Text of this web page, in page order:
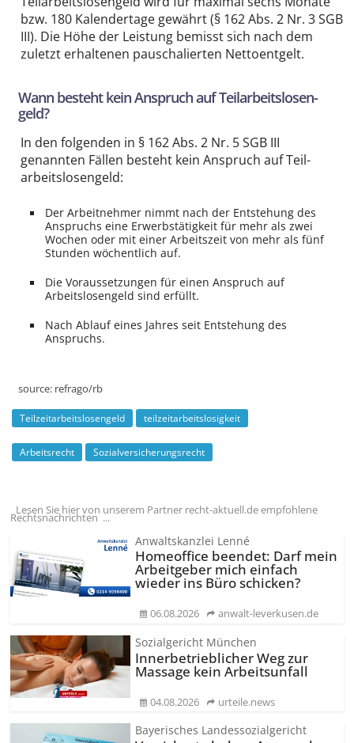
bzw. 180 Kalender­tage gewährt (§ 162 Abs. 2 Nr. 3 SGB
III). Die Höhe der Leistung bemisst sich nach dem
zuletzt erhaltenen pauschalierten Netto­entgelt.
Wann besteht kein Anspruch auf Teil­arbeitslosen­
geld?
In den folgenden in § 162 Abs. 2 Nr. 5 SGB III
genannten Fällen besteht kein Anspruch auf Teil­
arbeitslosen­geld:
Der Arbeit­nehmer nimmt nach der Entstehung des
Anspruchs eine Erwerbs­tätigkeit für mehr als zwei
Wochen oder mit einer Arbeitszeit von mehr als fünf
Stunden wöchentlich auf.
Die Voraus­setzungen für einen Anspruch auf
Arbeitslosengeld sind erfüllt.
Nach Ablauf eines Jahres seit Entstehung des
Anspruchs.
source: refrago/rb
Teilzeitarbeitslosengeld teilzeitarbeitslosigkeit
Arbeitsrecht Sozialversicherungsrecht
Lesen Sie hier von unserem Partner recht-aktuell.de empfohlene
Rechtsnachrichten ...
Anwaltskanzlei Lenné
Homeoffice beendet: Darf mein
Arbeitgeber mich einfach
wieder ins Büro schicken?
06.08.2026 anwalt-leverkusen.de
Sozialgericht München
Innerbetrieblicher Weg zur
Massage kein Arbeitsunfall
04.08.2026 urteile.news
Bayerisches Landessozialgericht